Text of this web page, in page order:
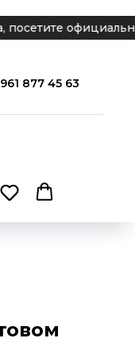
877 45 63